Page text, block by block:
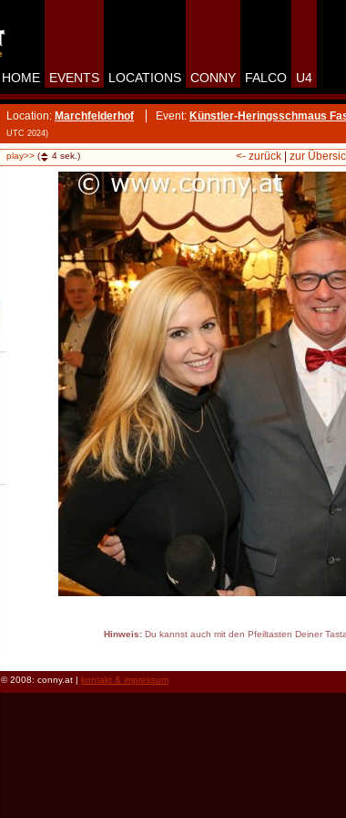
HOME EVENTS LOCATIONS CONNY FALCO U4
Location: Marchfelderhof Event: Künstler-Heringsschmaus
UTC 2024)
play>> ( 4 sek.) <- zurück| zur
Hinweis:Du kannst auch mit den Pfeiltasten Deiner
© 2008: conny.at | kontakt & impressum